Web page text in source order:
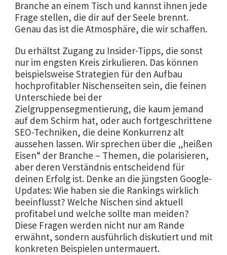
Branche an einem Tisch und kannst ihnen jede
Frage stellen, die dir auf der Seele brennt.
Genau das ist die Atmosphäre, die wir schaffen.
Du erhältst Zugang zu Insider-Tipps, die sonst
nur im engsten Kreis zirkulieren. Das können
beispielsweise Strategien für den Aufbau
hochprofitabler Nischenseiten sein, die feinen
Unterschiede bei der
Zielgruppensegmentierung, die kaum jemand
auf dem Schirm hat, oder auch fortgeschrittene
SEO-Techniken, die deine Konkurrenz alt
aussehen lassen. Wir sprechen über die „heißen
Eisen“ der Branche – Themen, die polarisieren,
aber deren Verständnis entscheidend für
deinen Erfolg ist. Denke an die jüngsten Google-
Updates: Wie haben sie die Rankings wirklich
beeinflusst? Welche Nischen sind aktuell
profitabel und welche sollte man meiden?
Diese Fragen werden nicht nur am Rande
erwähnt, sondern ausführlich diskutiert und mit
konkreten Beispielen untermauert.